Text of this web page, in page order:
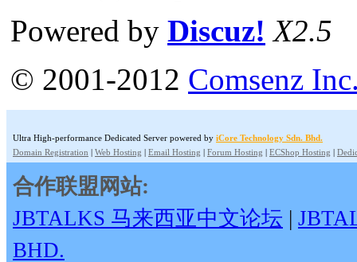
Powered by Discuz! X2.5
© 2001-2012 Comsenz
Ultra High-performance Dedicated Server powered by iCore Technology Sdn. Bhd.
Domain Registration | Web Hosting | Email Hosting | Forum Hosting | ECShop Hosting |
合作联盟网站:
JBTALKS 马来西亚中文论坛 |
BHD.